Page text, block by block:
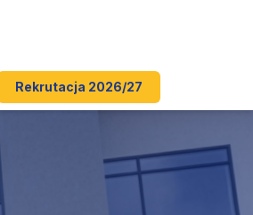
Rekrutacja 2026/27